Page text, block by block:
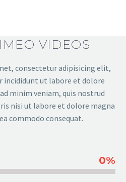
VIDEOS
consectetur adipisicing elit,
incididunt ut labore et dolore
minim veniam, quis nostrud
nisi ut labore et dolore magna
commodo consequat.
0%